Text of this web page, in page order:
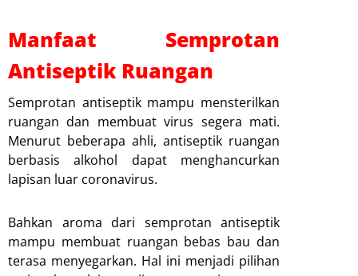
Manfaat Semprotan
Antiseptik Ruangan
Semprotan antiseptik mampu mensterilkan
ruangan dan membuat virus segera mati.
Menurut beberapa ahli, antiseptik ruangan
berbasis alkohol dapat menghancurkan
lapisan luar coronavirus.
Bahkan aroma dari semprotan antiseptik
mampu membuat ruangan bebas bau dan
terasa menyegarkan. Hal ini menjadi pilihan